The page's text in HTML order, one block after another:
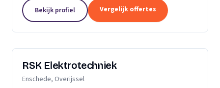
vakmanschap, kennis van zaken en persoonlijk en...
Bekijk profiel Vergelijk offertes
RSK Elektrotechniek
Enschede, Overijssel